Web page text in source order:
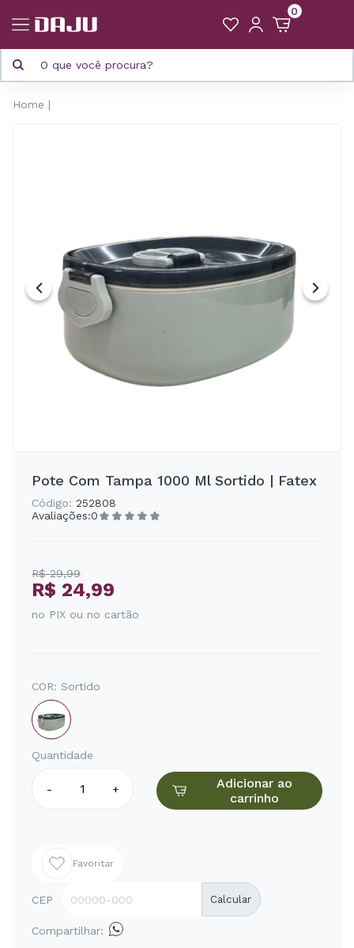
0
Home
Pote Com Tampa 1000 Ml Sortido | Fatex
Código: 252808
Avaliações:0
R$ 29,99
R$ 24,99
no PIX ou no cartão
COR: Sortido
Quantidade
- +
Adicionar ao
carrinho
Favoritar
CEP Calcular
Compartilhar: